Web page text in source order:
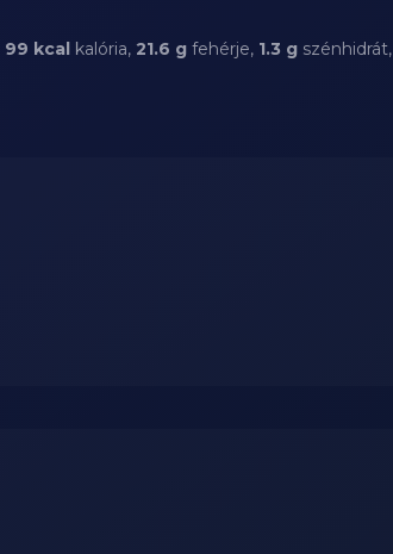
99 kcal kalória, 21.6 g fehérje, 1.3 g szénhidrát,